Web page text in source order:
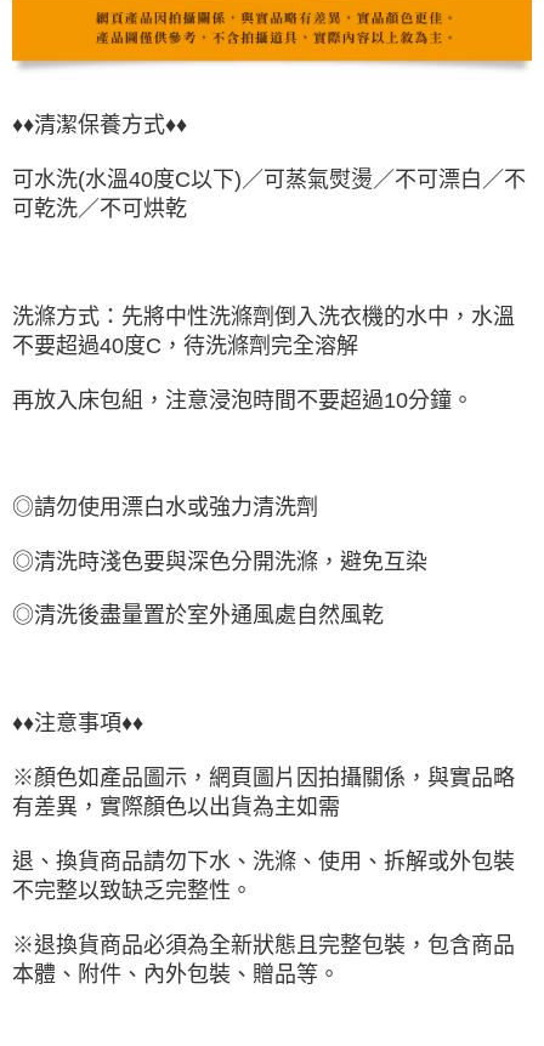
♦♦清潔保養方式♦♦
可水洗(水溫40度C以下)／可蒸氣熨燙／不可漂白／不
可乾洗／不可烘乾
洗滌方式：先將中性洗滌劑倒入洗衣機的水中，水溫
不要超過40度C，待洗滌劑完全溶解
再放入床包組，注意浸泡時間不要超過10分鐘。
◎請勿使用漂白水或強力清洗劑
◎清洗時淺色要與深色分開洗滌，避免互染
◎清洗後盡量置於室外通風處自然風乾
♦♦注意事項♦♦
※顏色如產品圖示，網頁圖片因拍攝關係，與實品略
有差異，實際顏色以出貨為主如需
退、換貨商品請勿下水、洗滌、使用、拆解或外包裝
不完整以致缺乏完整性。
※退換貨商品必須為全新狀態且完整包裝，包含商品
本體、附件、內外包裝、贈品等。